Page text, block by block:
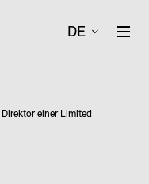
DE
einer Limited